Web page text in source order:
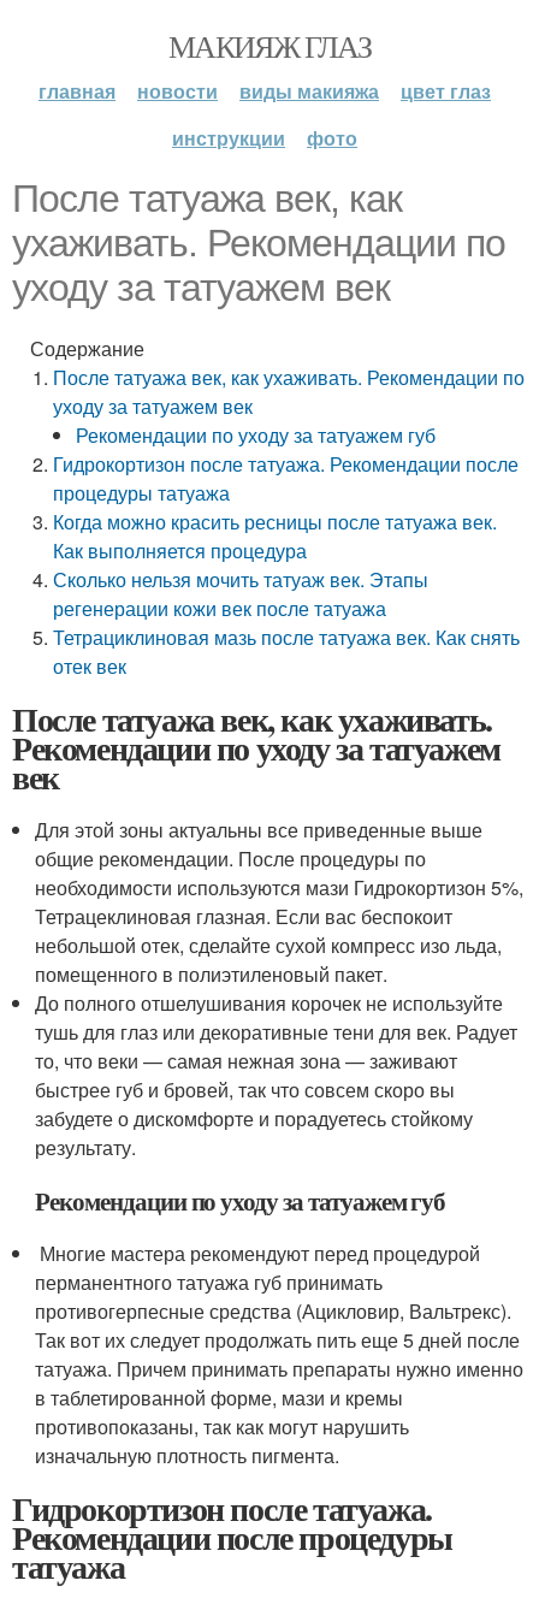
МАКИЯЖ ГЛАЗ
главная новости виды макияжа
цвет глаз
инструкции
фото
После татуажа век, как
ухаживать. Рекомендации по
уходу за татуажем век
Содержание
После татуажа век, как ухаживать. Рекомендации по
уходу за татуажем век
Рекомендации по уходу за татуажем губ
Гидрокортизон после татуажа. Рекомендации после
процедуры татуажа
Когда можно красить ресницы после татуажа век.
Как выполняется процедура
Сколько нельзя мочить татуаж век. Этапы
регенерации кожи век после татуажа
Тетрациклиновая мазь после татуажа век. Как снять
отек век
После татуажа век, как ухаживать.
Рекомендации по уходу за татуажем
век
Для этой зоны актуальны все приведенные выше
общие рекомендации. После процедуры по
необходимости используются мази Гидрокортизон 5%,
Тетрацеклиновая глазная. Если вас беспокоит
небольшой отек, сделайте сухой компресс изо льда,
помещенного в полиэтиленовый пакет.
До полного отшелушивания корочек не используйте
тушь для глаз или декоративные тени для век. Радует
то, что веки — самая нежная зона — заживают
быстрее губ и бровей, так что совсем скоро вы
забудете о дискомфорте и порадуетесь стойкому
результату.
Рекомендации по уходу за татуажем губ
​ Многие мастера рекомендуют перед процедурой
перманентного татуажа губ принимать
противогерпесные средства (Ацикловир, Вальтрекс).
Так вот их следует продолжать пить еще 5 дней после
татуажа. Причем принимать препараты нужно именно
в таблетированной форме, мази и кремы
противопоказаны, так как могут нарушить
изначальную плотность пигмента.
Гидрокортизон после татуажа.
Рекомендации после процедуры
татуажа